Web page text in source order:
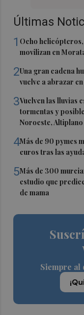
Últimas
1 Ocho helicópteros,
movilizan en
2Una gran cadena
vuelve a abrazar
3Vuelven las lluvias
tormentas y
Noroeste,
4Más de 90 pymes
euros tras las
5Más de 300
estudio que
de mama
Siempre al